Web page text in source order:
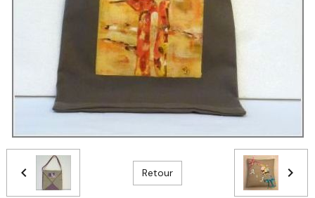
Retour